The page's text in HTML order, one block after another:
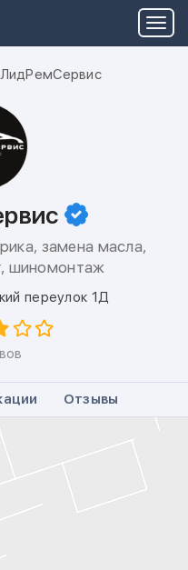
ЛидРемСервис
замена масла,
шиномонтаж
переулок 1Д
Отзывы